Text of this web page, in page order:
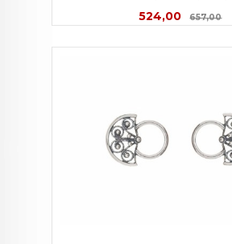
Tilbud
524,00 657,00